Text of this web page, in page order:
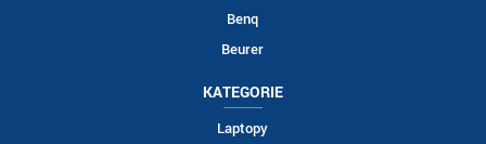
Benq
Beurer
KATEGORIE
Laptopy